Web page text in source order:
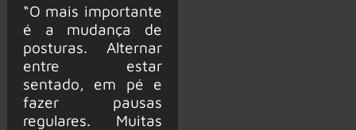
“O mais importante
é a mudança de
posturas. Alternar
entre estar
sentado, em pé e
fazer pausas
regulares. Muitas